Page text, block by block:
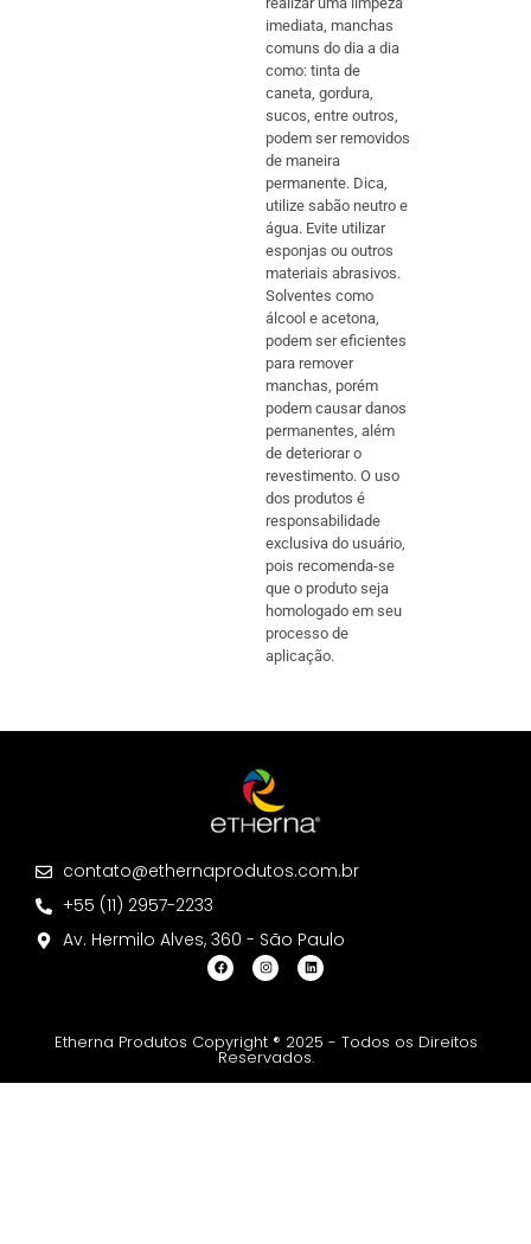
imediata, manchas
comuns do dia a dia
como: tinta de
caneta, gordura,
sucos, entre outros,
podem ser removidos
de maneira
permanente. Dica,
utilize sabão neutro e
água. Evite utilizar
esponjas ou outros
materiais abrasivos.
Solventes como
álcool e acetona,
podem ser eficientes
para remover
manchas, porém
podem causar danos
permanentes, além
de deteriorar o
revestimento. O uso
dos produtos é
responsabilidade
exclusiva do usuário,
pois recomenda-se
que o produto seja
homologado em seu
processo de
aplicação.
contato@ethernaprodutos.com.br
+55 (11) 2957-2233
Av. Hermilo Alves, 360 - São Paulo
Etherna Produtos Copyright ® 2025 - Todos os Direitos
Reservados.